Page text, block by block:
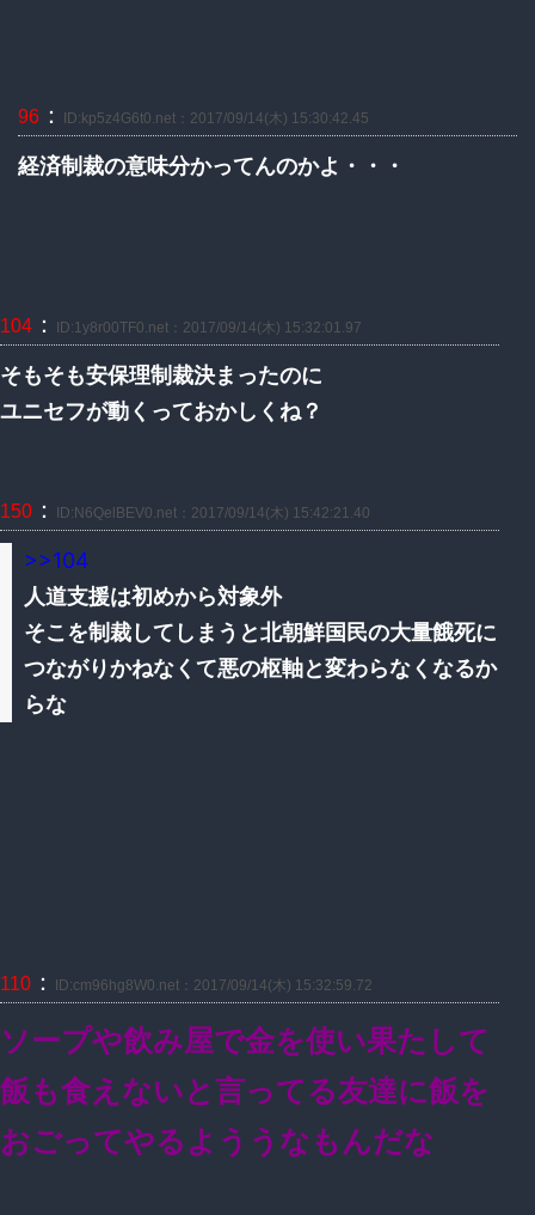
96 ： ID:kp5z4G6t0.net：2017/09/14(木) 15:30:42.45
経済制裁の意味分かってんのかよ・・・
104 ： ID:1y8r00TF0.net：2017/09/14(木) 15:32:01.97
そもそも安保理制裁決まったのに
ユニセフが動くっておかしくね？
150 ： ID:N6QelBEV0.net：2017/09/14(木) 15:42:21.40
>>104
人道支援は初めから対象外
そこを制裁してしまうと北朝鮮国民の大量餓死に
つながりかねなくて悪の枢軸と変わらなくなるか
らな
110 ： ID:cm96hg8W0.net：2017/09/14(木) 15:32:59.72
ソープや飲み屋で金を使い果たして
飯も食えないと言ってる友達に飯を
おごってやるよううなもんだな